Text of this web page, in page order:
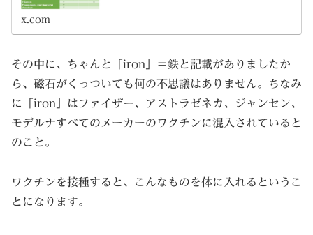
x.com
その中に、ちゃんと「iron」＝鉄と記載がありましたか
ら、磁石がくっついても何の不思議はありません。ちなみ
に「iron」はファイザー、アストラゼネカ、ジャンセン、
モデルナすべてのメーカーのワクチンに混入されていると
のこと。
ワクチンを接種すると、こんなものを体に入れるというこ
とになります。